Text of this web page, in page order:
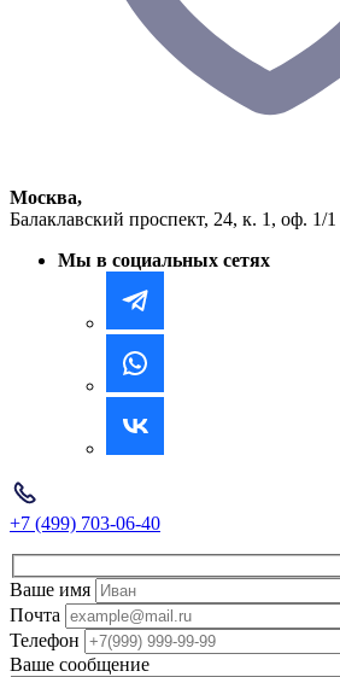
Москва,
Балаклавский проспект, 24, к. 1, оф. 1/1
Мы в социальных сетях
+7 (499) 703-06-40
Ваше имя
Почта
Телефон
Ваше сообщение